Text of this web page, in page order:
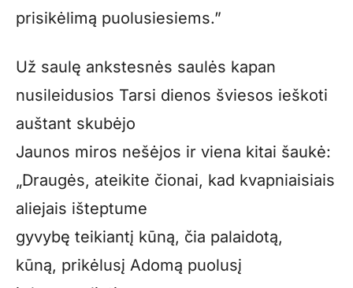
prisikėlimą puo­lusiesiems.”
Už saulę ankstesnės saulės kapan
nusileidusios Tarsi dienos šviesos ieškoti
auštant skubėjo
Jaunos miros nešėjos ir viena kitai šaukė:
„Draugės, ateikite čionai, kad kvapniaisiais
aliejais iš­teptume
gyvybę teikiantį kūną, čia palaidotą,
kūną, prikėlusį Adomą puolusį